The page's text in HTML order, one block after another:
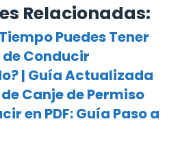
Relacionadas:
Puedes Tener
Conducir
| Guía Actualizada
Canje de Permiso
en PDF: Guía Paso a